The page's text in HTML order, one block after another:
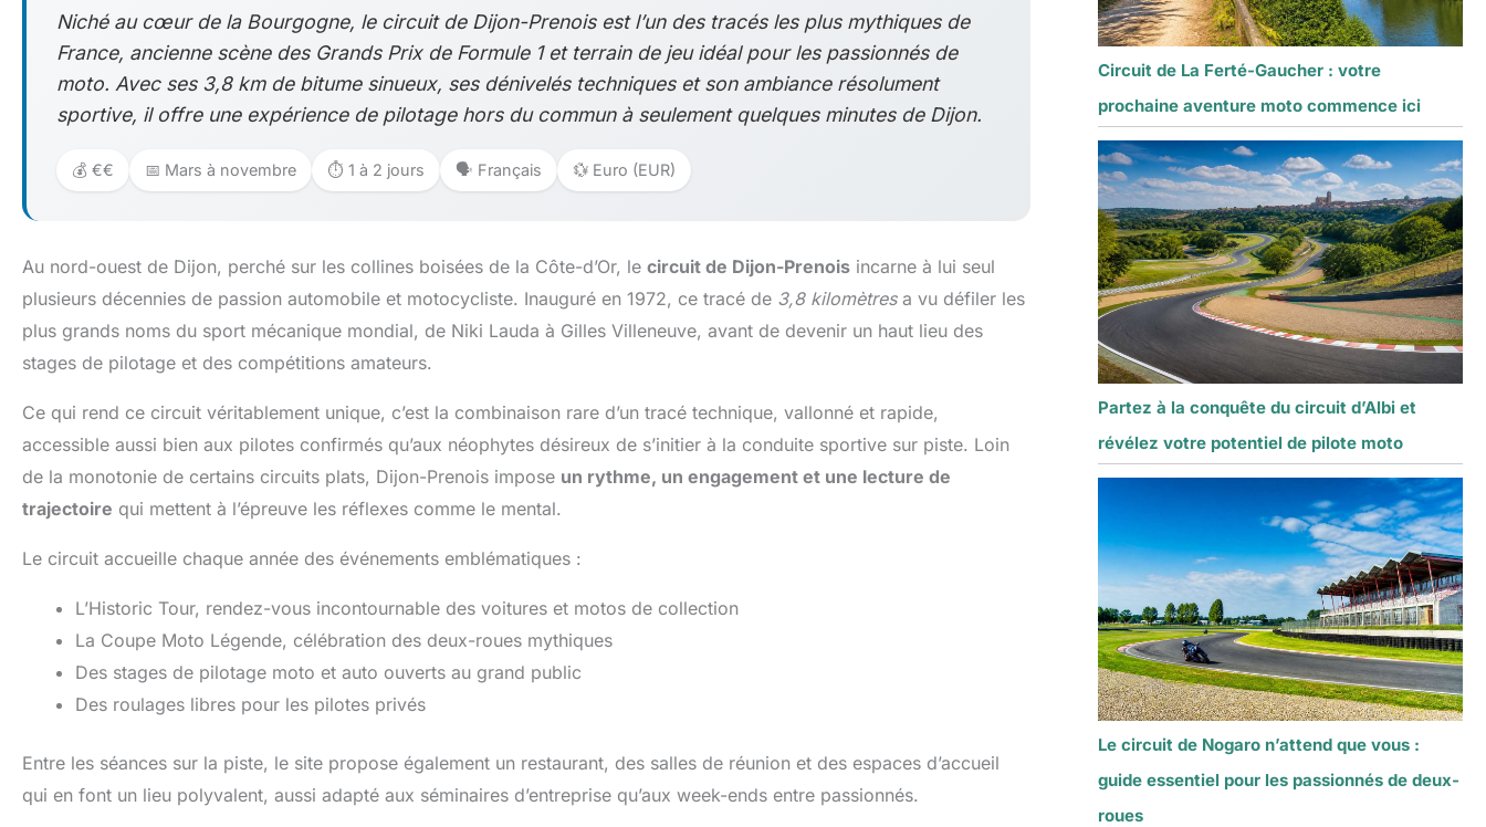
Niché au cœur de la Bourgogne, le circuit de Dijon-Prenois est l’un des tracés les plus mythiques de
France, ancienne scène des Grands Prix de Formule 1 et terrain de jeu idéal pour les passionnés de
moto. Avec ses 3,8 km de bitume sinueux, ses dénivelés techniques et son ambiance résolument
sportive, il offre une expérience de pilotage hors du commun à seulement quelques minutes de Dijon.
💰 €€ 📅 Mars à novembre ⏱️ 1 à 2 jours 🗣️ Français 💱 Euro (EUR)
Au nord-ouest de Dijon, perché sur les collines boisées de la Côte-d’Or, le circuit de Dijon-Prenois incarne à lui seul
plusieurs décennies de passion automobile et motocycliste. Inauguré en 1972, ce tracé de 3,8 kilomètresa vu défiler les
plus grands noms du sport mécanique mondial, de Niki Lauda à Gilles Villeneuve, avant de devenir un haut lieu des
stages de pilotage et des compétitions amateurs.
Ce qui rend ce circuit véritablement unique, c’est la combinaison rare d’un tracé technique, vallonné et rapide,
accessible aussi bien aux pilotes confirmés qu’aux néophytes désireux de s’initier à la conduite sportive sur piste. Loin
de la monotonie de certains circuits plats, Dijon-Prenois impose un rythme, un engagement et une lecture de
trajectoire qui mettent à l’épreuve les réflexes comme le mental.
Le circuit accueille chaque année des événements emblématiques :
L’Historic Tour, rendez-vous incontournable des voitures et motos de collection
La Coupe Moto Légende, célébration des deux-roues mythiques
Des stages de pilotage moto et auto ouverts au grand public
Des roulages libres pour les pilotes privés
Entre les séances sur la piste, le site propose également un restaurant, des salles de réunion et des espaces d’accueil
qui en font un lieu polyvalent, aussi adapté aux séminaires d’entreprise qu’aux week-ends entre passionnés.
Circuit de La Ferté-Gaucher : votre
prochaine aventure moto commence ici
Partez à la conquête du circuit d’Albi et
révélez votre potentiel de pilote moto
Le circuit de Nogaro n’attend que vous :
guide essentiel pour les passionnés de deux-
roues